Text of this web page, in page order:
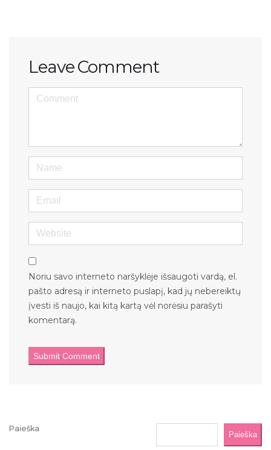
Leave Comment
<b>Comment</b> ( * )
Name
Email
Website
Noriu savo interneto naršyklėje išsaugoti vardą, el.
pašto adresą ir interneto puslapį, kad jų nebereiktų
įvesti iš naujo, kai kitą kartą vėl norėsiu parašyti
komentarą.
Paieška
Paieška